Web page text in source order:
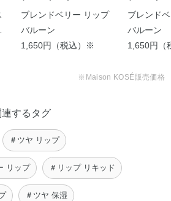
ブレンドベリー リップ
バルーン
1,650円（税込）※
ブレンド
バルーン
1,650円（
※Maison KOSÉ販売価格
するタグ
＃ツヤ リップ
リップ ＃リップ リキッド
＃ツヤ 保湿